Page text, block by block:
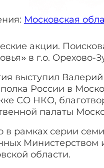
Московская
акции.
в г.о. Орехово-
выступил
России в
СО НКО,
палаты
рамках серии
области.